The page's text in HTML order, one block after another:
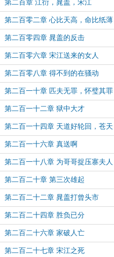
第二百章 江衍，晁盖，宋江
第二百零二章 心比天高，命比纸薄
第二百零四章 晁盖的反击
第二百零六章 宋江送来的女人
第二百零八章 得不到的在骚动
第二百一十章 匹夫无罪，怀璧其罪
（新年快乐！！！）
第二百一十二章 狱中大才
第二百一十四章 天道好轮回，苍天
饶过谁
第二百一十六章 真送啊
第二百一十八章 为哥哥捉压寨夫人
第二百二十章 第三次雄起
第二百二十二章 晁盖打曾头市
第二百二十四章 胜负已分
第二百二十六章 家破人亡
第二百二十七章 宋江之死